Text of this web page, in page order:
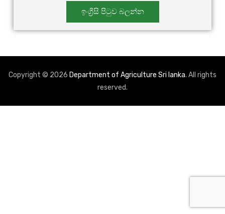
ඉංග්‍රීසි පිටුව බලන්න
Copyright © 2026 Department of Agriculture Sri lanka. All rights
reserved.